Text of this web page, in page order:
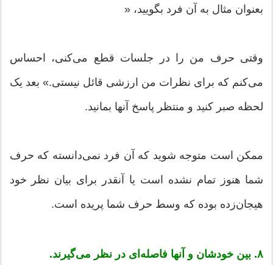
بعنوان مثال به آن فرد بگویید، «
وقتی حرف من را در جلسات قطع می‌کنی، احساس
می‌کنم که برای نظرات من ارزشی قائل نیستی.» بعد یک
لحظه صبر کنید و منتظر پاسخ آنها بمانید.
ممکن است متوجه شوید که آن فرد نمی‌دانسته که حرف
شما هنوز تمام نشده است یا آنقدر برای بیان نظر خود
هیجان‌زده بوده که وسط حرف شما پریده است.
۸. بین خودشان و آنها فاصله‌ای در نظر می‌گیرند.